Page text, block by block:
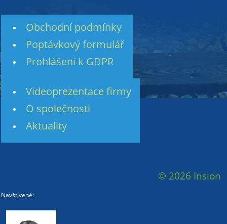
Obchodní podmínky
Poptávkový formulář
Prohlášení k GDPR
Videoprezentace firmy
O společnosti
Aktuality
© 2026 Insion
Navštívené: